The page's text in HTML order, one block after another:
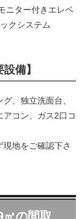
ニター付きエレベ
クシステム
備】
、独立洗面台、
コン、ガス2口コ
地をご確認下さ
の間取